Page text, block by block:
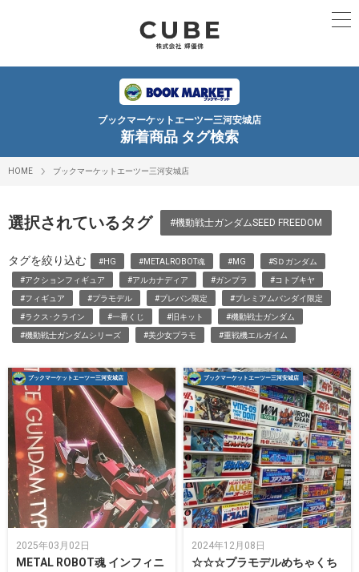
ブックマーケットエーツー三河安城店
新着商品 タグ検索
HOME ブックマーケットエーツー三河安城店
選択されているタグ #機動戦士ガンダムSEED FREEDOM
タグを絞り込む #HG #METALROBOT魂 #MG #SＤガンダム
#アクションフィギュア #アルカナディア #ガンプラ #コトブキヤ
#フィギュア #プラモデル #プレバン限定 #プレミアムバンダイ限定
#ラクス･クライン #一番くじ #旧キット #機動戦士ガンダム
#機動戦士ガンダムシリーズ #美少女プラモ #重戦機エルガイム
ブックマーケットエーツー三河安城店
2025年03月02日
METAL ROBOT魂 インフィニ
ブックマーケットエーツー三河安城店
2024年12月08日
☆☆☆プラモデルめちゃくち